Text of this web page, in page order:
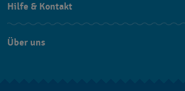
Hilfe & Kontakt
Über uns